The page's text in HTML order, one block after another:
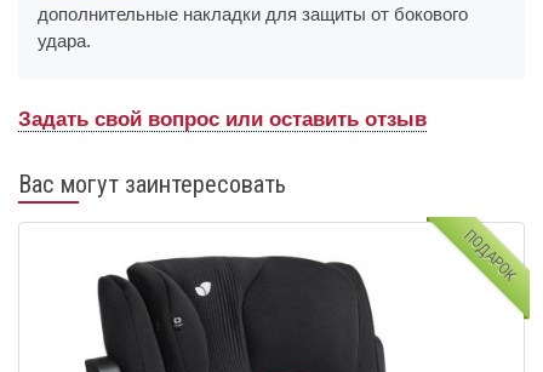
дополнительные накладки для защиты от бокового
удара.
Задать свой вопрос или оставить отзыв
Вас могут заинтересовать
ПОДАРОК